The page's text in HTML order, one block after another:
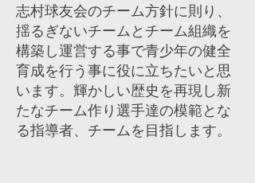
志村球友会のチーム方針に則り、
揺るぎないチームとチーム組織を
構築し運営する事で青少年の健全
育成を行う事に役に立ちたいと思
います。輝かしい歴史を再現し新
たなチーム作り選手達の模範とな
る指導者、チームを目指します。